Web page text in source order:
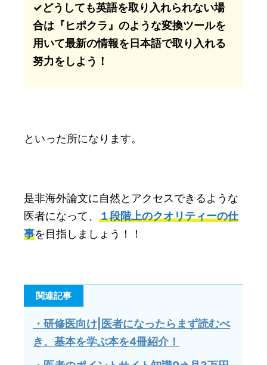
✓どうしても英語を取り入れられない場
合は『ヒポクラ』のような変換ツールを
用いて最新の情報を日本語で取り入れる
努力をしよう！
といった所になります。
是非海外論文に自然とアクセスできるような
医者になって、 １段階上のクオリティーの仕
事を目指しましょう！！
関連記事
・研修医向け|医者になったらまず読むべ
き、基本を学ぶ本を4冊紹介！